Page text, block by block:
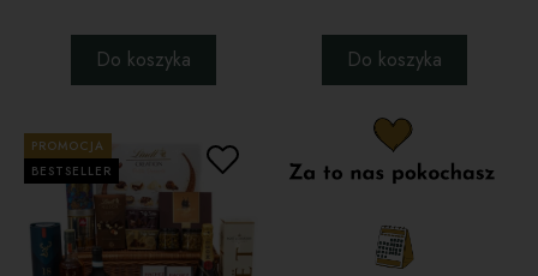
Do koszyka Do koszyka
PROMOCJA
BESTSELLER